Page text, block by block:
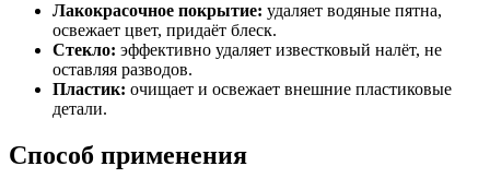
Лакокрасочное покрытие: удаляет водяные пятна,
освежает цвет, придаёт блеск.
Стекло: эффективно удаляет известковый налёт, не
оставляя разводов.
Пластик: очищает и освежает внешние пластиковые
детали.
Способ применения